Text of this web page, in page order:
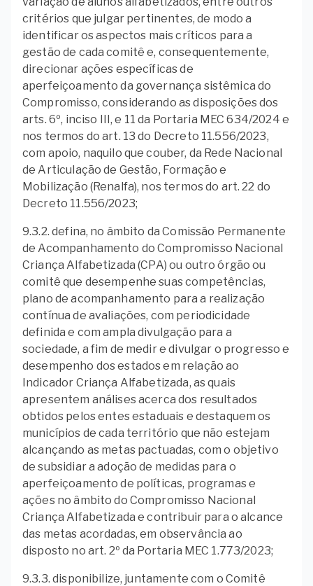
critérios que julgar pertinentes, de modo a
identificar os aspectos mais críticos para a
gestão de cada comitê e, consequentemente,
direcionar ações específicas de
aperfeiçoamento da governança sistêmica do
Compromisso, considerando as disposições dos
arts. 6º, inciso III, e 11 da Portaria MEC 634/2024 e
nos termos do art. 13 do Decreto 11.556/2023,
com apoio, naquilo que couber, da Rede Nacional
de Articulação de Gestão, Formação e
Mobilização (Renalfa), nos termos do art. 22 do
Decreto 11.556/2023;
9.3.2. defina, no âmbito da Comissão Permanente
de Acompanhamento do Compromisso Nacional
Criança Alfabetizada (CPA) ou outro órgão ou
comitê que desempenhe suas competências,
plano de acompanhamento para a realização
contínua de avaliações, com periodicidade
definida e com ampla divulgação para a
sociedade, a fim de medir e divulgar o progresso e
desempenho dos estados em relação ao
Indicador Criança Alfabetizada, as quais
apresentem análises acerca dos resultados
obtidos pelos entes estaduais e destaquem os
municípios de cada território que não estejam
alcançando as metas pactuadas, com o objetivo
de subsidiar a adoção de medidas para o
aperfeiçoamento de políticas, programas e
ações no âmbito do Compromisso Nacional
Criança Alfabetizada e contribuir para o alcance
das metas acordadas, em observância ao
disposto no art. 2º da Portaria MEC 1.773/2023;
9.3.3. disponibilize, juntamente com o Comitê